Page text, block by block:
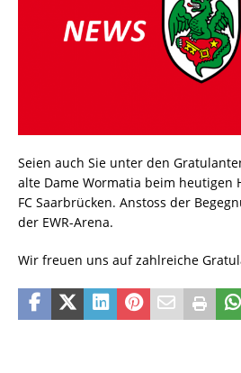
Seien auch Sie unter den
alte Dame Wormatia beim heutigen
FC Saarbrücken. Anstoss der
der EWR-Arena.
Wir freuen uns auf zahlreiche